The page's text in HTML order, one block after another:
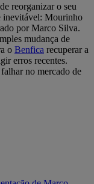
reorganizar o seu
inevitável: Mourinho
por Marco Silva.
mudança de
o Benfica recuperar a
erros recentes.
no mercado de